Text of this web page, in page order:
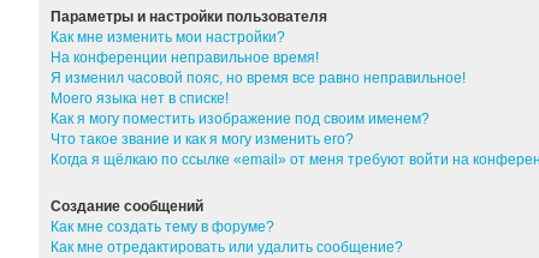
Параметры и настройки пользователя
Как мне изменить мои настройки?
На конференции неправильное время!
Я изменил часовой пояс, но время все равно неправильное!
Моего языка нет в списке!
Как я могу поместить изображение под своим именем?
Что такое звание и как я могу изменить его?
Когда я щёлкаю по ссылке «email» от меня требуют войти на
Создание сообщений
Как мне создать тему в форуме?
Как мне отредактировать или удалить сообщение?